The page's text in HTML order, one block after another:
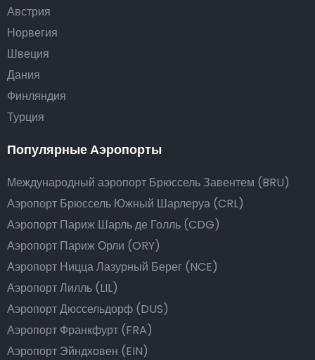
Австрия
Норвегия
Швеция
Дания
Финляндия
Турция
Популярные Аэропорты
Международный аэропорт Брюссель Завентем (BRU)
Аэропорт Брюссель Южный Шарлеруа (CRL)
Аэропорт Париж Шарль де Голль (CDG)
Аэропорт Париж Орли (ORY)
Аэропорт Ницца Лазурный Берег (NCE)
Аэропорт Лилль (LIL)
Аэропорт Дюссельдорф (DUS)
Аэропорт Франкфурт (FRA)
Аэропорт Эйндховен (EIN)